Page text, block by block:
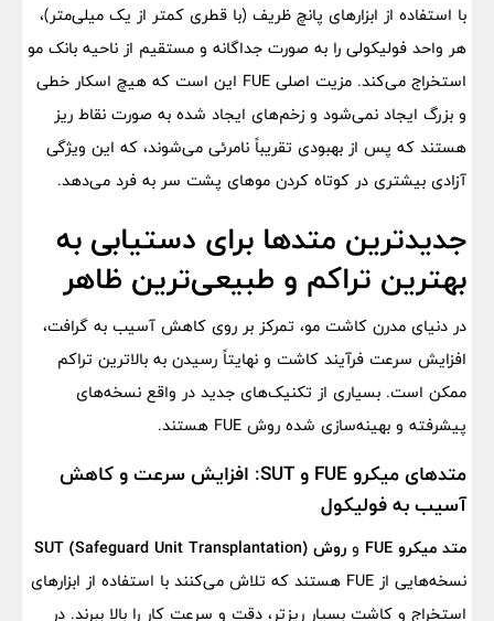
با استفاده از ابزارهای پانچ ظریف (با قطری کمتر از یک میلی‌متر)،
هر واحد فولیکولی را به صورت جداگانه و مستقیم از ناحیه بانک مو
استخراج می‌کند. مزیت اصلی FUE این است که هیچ اسکار خطی
و بزرگ ایجاد نمی‌شود و زخم‌های ایجاد شده به صورت نقاط ریز
هستند که پس از بهبودی تقریباً نامرئی می‌شوند، که این ویژگی
آزادی بیشتری در کوتاه کردن موهای پشت سر به فرد می‌دهد.
جدیدترین متدها برای دستیابی به
بهترین تراکم و طبیعی‌ترین ظاهر
در دنیای مدرن کاشت مو، تمرکز بر روی کاهش آسیب به گرافت،
افزایش سرعت فرآیند کاشت و نهایتاً رسیدن به بالاترین تراکم
ممکن است. بسیاری از تکنیک‌های جدید در واقع نسخه‌های
پیشرفته و بهینه‌سازی شده روش FUE هستند.
متدهای میکرو FUE و SUT: افزایش سرعت و کاهش
آسیب به فولیکول
متد میکرو FUE و روش SUT (Safeguard Unit Transplantation)
نسخه‌هایی از FUE هستند که تلاش می‌کنند با استفاده از ابزارهای
استخراج و کاشت بسیار ریزتر، دقت و سرعت کار را بالا ببرند. در